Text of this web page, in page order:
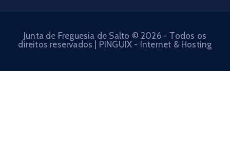
Junta de Freguesia de Salto © 2026 - Todos os
direitos reservados | PINGUIX - Internet & Hosting